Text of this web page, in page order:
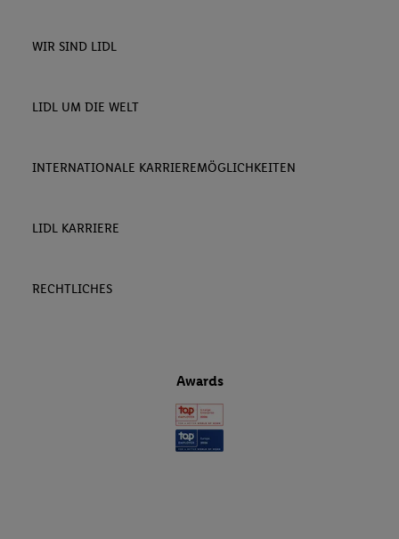
WIR SIND LIDL
LIDL UM DIE WELT
INTERNATIONALE KARRIEREMÖGLICHKEITEN
LIDL KARRIERE
RECHTLICHES
Awards